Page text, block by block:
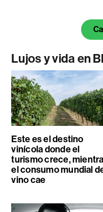
Lujos y vida en
Este es el destino
vinícola donde el
turismo crece,
el consumo mundial
vino cae